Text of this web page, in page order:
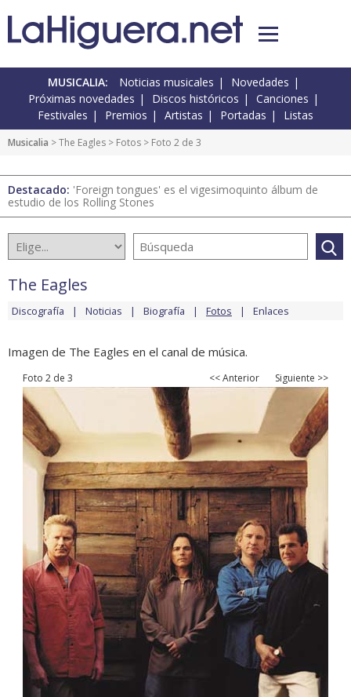
MUSICALIA: Noticias musicales
Novedades
Próximas novedades
Discos históricos
Canciones
Festivales
Premios Artistas Portadas Listas
Musicalia >The Eagles > Fotos > Foto 2 de 3
Destacado: 'Foreign tongues' es el vigesimoquinto álbum de
estudio de los Rolling Stones
The Eagles
Discografía Noticias Biografía Fotos Enlaces
Imagen de The Eagles en el canal de música.
Foto 2 de 3 << Anterior Siguiente >>